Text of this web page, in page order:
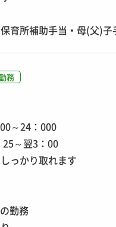
保育所補助手当・母(父)
務
～24：000
～翌3：00
っかり取れます
勤務